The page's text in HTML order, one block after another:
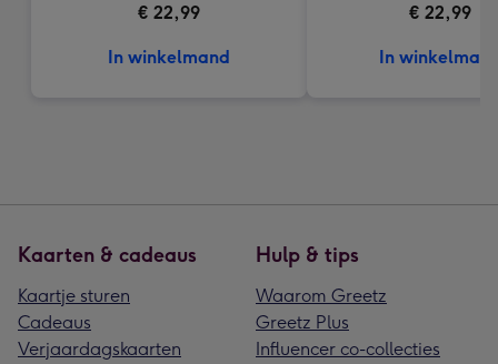
€ 22,99
In winkelmand
€ 22,99
In
Kaarten & cadeaus
Kaartje sturen
Cadeaus
Verjaardagskaarten
Hulp & tips
Waarom Greetz
Greetz Plus
Influencer co-collecties